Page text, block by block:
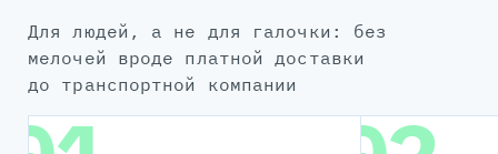
для людей, а не для галочки: без
мелочей вроде платной доставки
до транспортной компании